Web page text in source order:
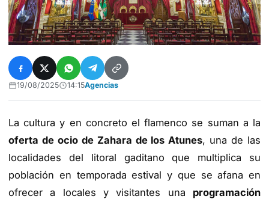
19/08/2025 14:15Agencias
La cultura y en concreto el flamenco se suman a la
oferta de ocio de Zahara de los Atunes, una de las
localidades del litoral gaditano que multiplica su
población en temporada estival y que se afana en
ofrecer a locales y visitantes una programación